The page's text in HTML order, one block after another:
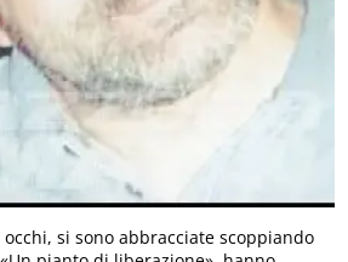
si sono abbracciate scoppiando